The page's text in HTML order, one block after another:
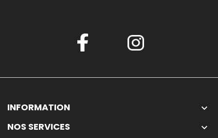
INFORMATION 
NOS SERVICES 